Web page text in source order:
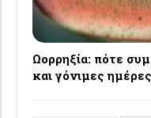
Ωορρηξία: πότε
και γόνιμες ημέρες